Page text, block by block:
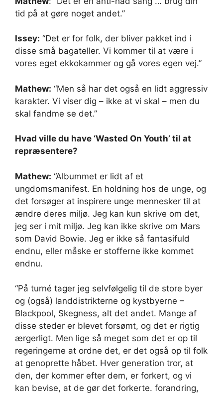
tid på at gøre noget andet.”
Issey: “Det er for folk, der bliver pakket ind i
disse små bagateller. Vi kommer til at være i
vores eget ekkokammer og gå vores egen vej.”
Mathew: “Men så har det også en lidt aggressiv
karakter. Vi viser dig – ikke at vi skal – men du
skal fandme se det.”
Hvad ville du have ‘Wasted On Youth’ til at
repræsentere?
Mathew: “Albummet er lidt af et
ungdomsmanifest. En holdning hos de unge, og
det forsøger at inspirere unge mennesker til at
ændre deres miljø. Jeg kan kun skrive om det,
jeg ser i mit miljø. Jeg kan ikke skrive om Mars
som David Bowie. Jeg er ikke så fantasifuld
endnu, eller måske er stofferne ikke kommet
endnu.
“På turné tager jeg selvfølgelig til de store byer
og (også) landdistrikterne og kystbyerne –
Blackpool, Skegness, alt det andet. Mange af
disse steder er blevet forsømt, og det er rigtig
ærgerligt. Men lige så meget som det er op til
regeringerne at ordne det, er det også op til folk
at genoprette håbet. Hver generation tror, at
den, der kommer efter dem, er forkert, og vi
kan bevise, at de gør det forkerte. forandring,